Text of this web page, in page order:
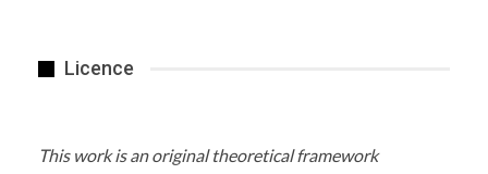
kişi gözaltına alındı.
ve çok sayıda dijital materyale el konuldu.
Licence
This work is an original theoretical framework